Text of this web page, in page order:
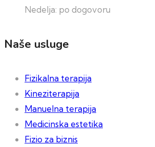
Nedelja: po dogovoru
Naše usluge
Fizikalna terapija
Kineziterapija
Manuelna terapija
Medicinska estetika
Fizio za biznis